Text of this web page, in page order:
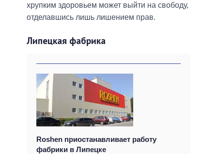
хрупким здоровьем может выйти на свободу,
отделавшись лишь лишением прав.
Липецкая фабрика
Roshen приостанавливает работу
фабрики в Липецке